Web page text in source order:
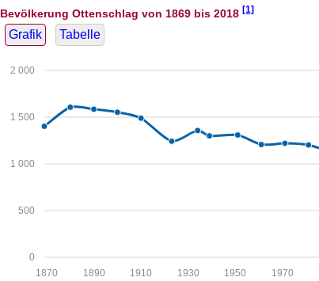
Bevölkerung Ottenschlag von 1869 bis 2018 [1]
Grafik Tabelle
0
500
1 000
1 500
2 000
1970
1950
1930
1910
1890
1870